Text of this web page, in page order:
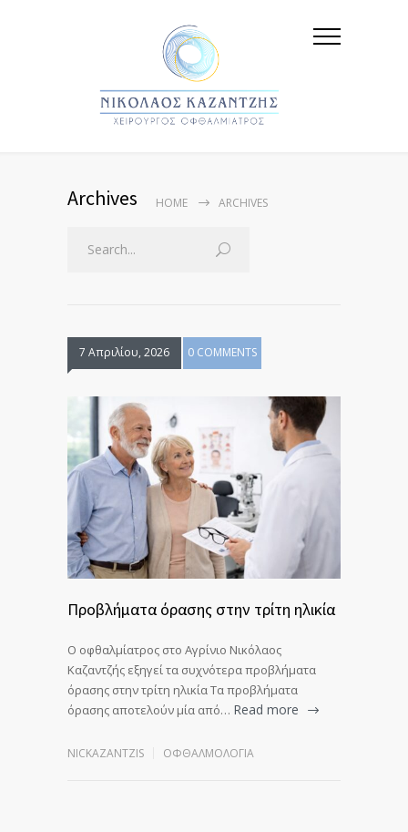
Archives HOME ARCHIVES
7 Απριλίου, 2026 0 COMMENTS
Προβλήματα όρασης στην τρίτη ηλικία
Ο οφθαλμίατρος στο Αγρίνιο Νικόλαος
Καζαντζής εξηγεί τα συχνότερα προβλήματα
όρασης στην τρίτη ηλικία Τα προβλήματα
όρασης αποτελούν μία από… Read more
NICKAZANTZIS ΟΦΘΑΛΜΟΛΟΓΊΑ